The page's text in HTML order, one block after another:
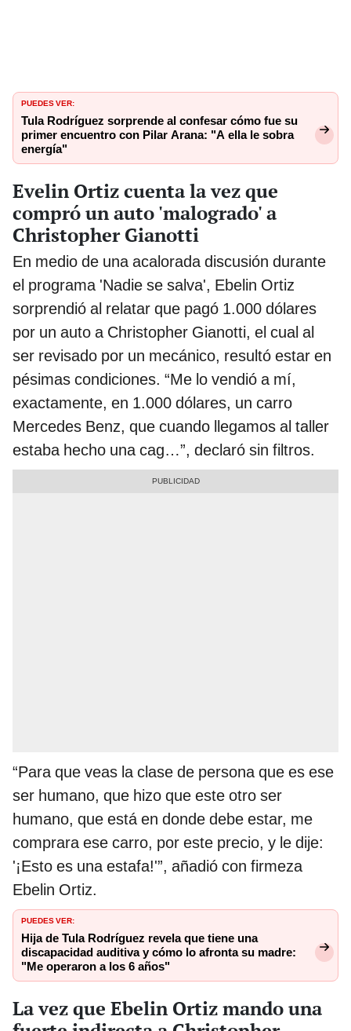
PUEDES VER:
Tula Rodríguez sorprende al confesar cómo fue su
primer encuentro con Pilar Arana: "A ella le sobra
energía"
Evelin Ortiz cuenta la vez que
compró un auto 'malogrado' a
Christopher Gianotti
En medio de una acalorada discusión durante
el programa 'Nadie se salva', Ebelin Ortiz
sorprendió al relatar que pagó 1.000 dólares
por un auto a Christopher Gianotti, el cual al
ser revisado por un mecánico, resultó estar en
pésimas condiciones. “Me lo vendió a mí,
exactamente, en 1.000 dólares, un carro
Mercedes Benz, que cuando llegamos al taller
estaba hecho una cag…”, declaró sin filtros.
“Para que veas la clase de persona que es ese
ser humano, que hizo que este otro ser
humano, que está en donde debe estar, me
comprara ese carro, por este precio, y le dije:
'¡Esto es una estafa!'”, añadió con firmeza
Ebelin Ortiz.
PUEDES VER:
Hija de Tula Rodríguez revela que tiene una
discapacidad auditiva y cómo lo afronta su madre:
"Me operaron a los 6 años"
La vez que Ebelin Ortiz mando una